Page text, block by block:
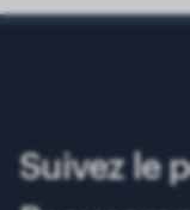
Suivez le